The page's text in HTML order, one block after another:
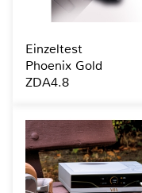
Einzeltest
Phoenix Gold
ZDA4.8